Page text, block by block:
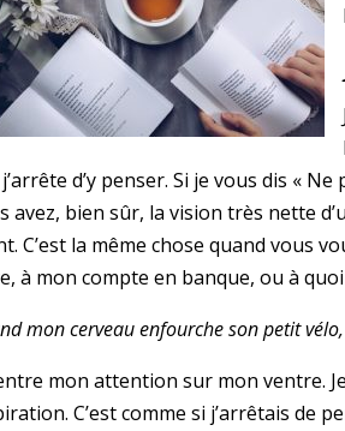
d’y penser. Si je vous dis «
avez, bien sûr, la vision très nette
C’est la même chose quand vous
à mon compte en banque, ou à
mon cerveau enfourche son petit
mon attention sur mon ventre.
C’est comme si j’arrêtais de